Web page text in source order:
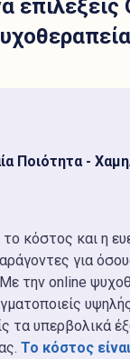
επιλέξεις
Ποιότητα -
κόστος και η
για
την online
τα υπερβολικά
Το κόστος